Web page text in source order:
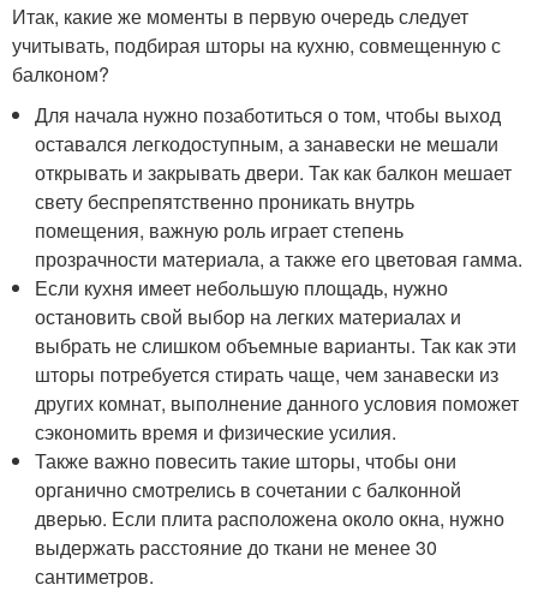
Итак, какие же моменты в первую очередь следует
учитывать, подбирая шторы на кухню, совмещенную с
балконом?
Для начала нужно позаботиться о том, чтобы выход
оставался легкодоступным, а занавески не мешали
открывать и закрывать двери. Так как балкон мешает
свету беспрепятственно проникать внутрь
помещения, важную роль играет степень
прозрачности материала, а также его цветовая гамма.
Если кухня имеет небольшую площадь, нужно
остановить свой выбор на легких материалах и
выбрать не слишком объемные варианты. Так как эти
шторы потребуется стирать чаще, чем занавески из
других комнат, выполнение данного условия поможет
сэкономить время и физические усилия.
Также важно повесить такие шторы, чтобы они
органично смотрелись в сочетании с балконной
дверью. Если плита расположена около окна, нужно
выдержать расстояние до ткани не менее 30
сантиметров.